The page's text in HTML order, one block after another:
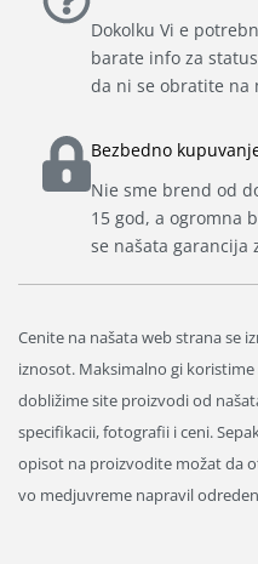
Dokolku Vi e
barate info za
da ni se obratite na
Bezbedno
Nie sme brend od
15 god, a ogromna
se našata garancija
Cenite na našata web strana se
iznosot. Maksimalno gi
dobližime site proizvodi od
specifikacii, fotografii i ceni.
opisot na proizvodite možat da
vo medjuvreme napravil